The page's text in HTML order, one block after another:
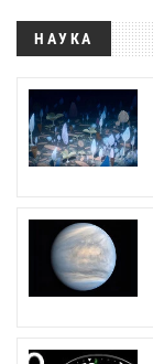
НАУКА